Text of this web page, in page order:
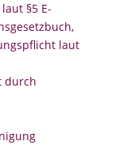
§5 E-
laut
durch